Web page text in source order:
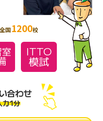
国1200校
ITTO
模試
合わせ
力1分